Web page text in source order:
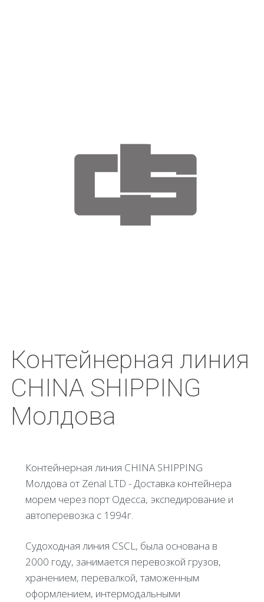
Контейнерная линия
CHINA SHIPPING
Молдова
Контейнерная линия CHINA SHIPPING
Молдова от Zenal LTD - Доставка контейнера
морем через порт Одесса, экспедирование и
автоперевозка с 1994г.
Судоходная линия CSCL, была основана в
2000 году, занимается перевозкой грузов,
хранением, перевалкой, таможенным
оформлением, интермодальными